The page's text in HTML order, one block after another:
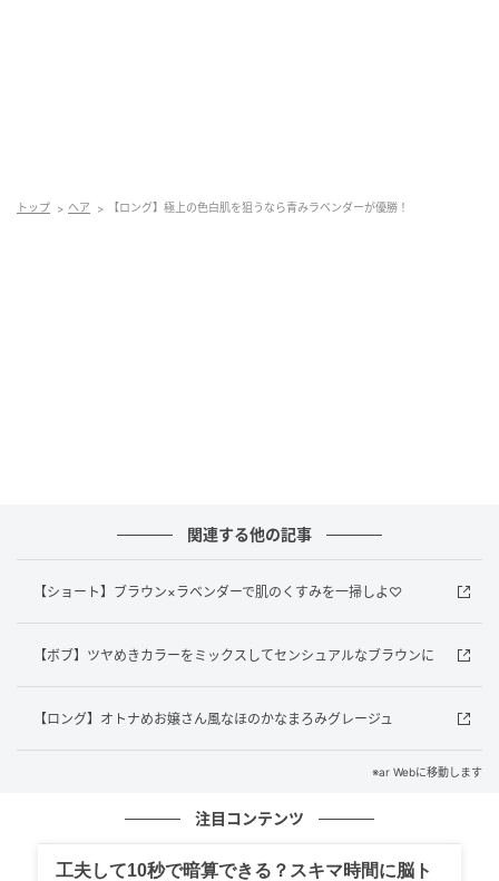
〒107-0062
東京都港区南青山3-18-11 ヴァンセットビル 4F
☎︎03-5775-4300
【ミディアム】ふわりと柔らかく揺れ動くフ
ェアリーウエーブにうっとり
トップ ヘア 【ロング】極上の色白肌を狙うなら青みラベンダーが優勝！
関連する他の記事
【ショート】ブラウン×ラベンダーで肌のくすみを一掃しよ♡
【ボブ】ツヤめきカラーをミックスしてセンシュアルなブラウンに
【ロング】オトナめお嬢さん風なほのかなまろみグレージュ
※ar Webに移動します
注目コンテンツ
工夫して10秒で暗算できる？スキマ時間に脳ト